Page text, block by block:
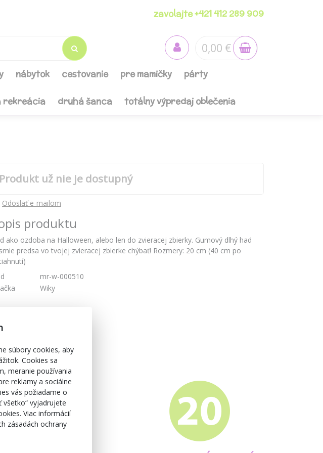
zavolajte +421 412 289 909
0,00 €
nábytok cestovanie pre mamičky párty
rekreácia druhá šanca totálny výpredaj oblečenia
Produkt už nie je dostupný
Odoslať e-mailom
produktu
ako ozdoba na Halloween, alebo len do zvieracej zbierky. Gumový dlhý had
predsa vo tvojej zvieracej zbierke chýbať! Rozmery: 20 cm (40 cm po
mr-w-000510
Wiky
súbory cookies, aby
Cookies sa
meranie používania
reklamy a sociálne
vás požiadame o
všetko“ vyjadrujete
Viac informácií
zásadách ochrany